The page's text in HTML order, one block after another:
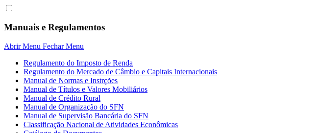
Manuais e Regulamentos
Abrir Menu Fechar Menu
Regulamento do Imposto de Renda
Regulamento do Mercado de Câmbio e Capitais Internacionais
Manual de Normas e Instrções
Manual de Títulos e Valores Mobiliários
Manual de Crédito Rural
Manual de Organização do SFN
Manual de Supervisão Bancária do SFN
Classificação Nacional de Atividades Econômicas